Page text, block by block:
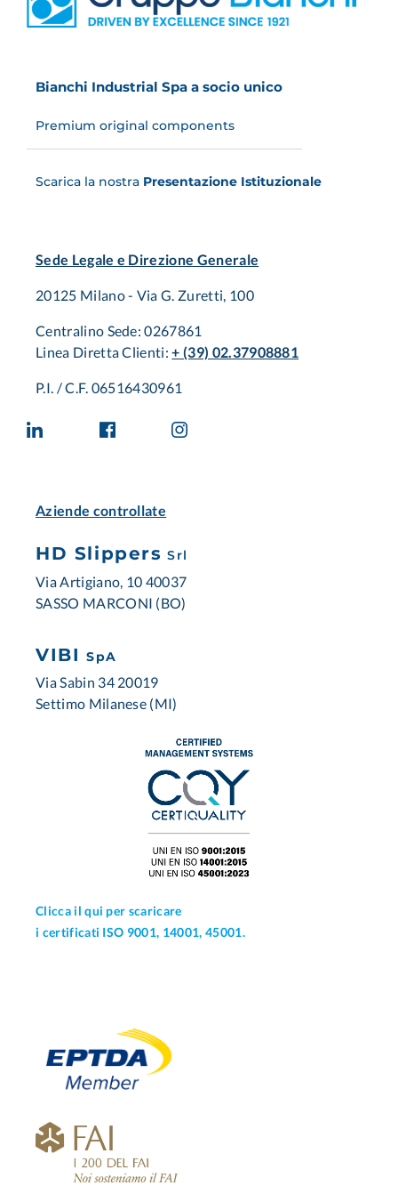
Bianchi Industrial Spa a socio unico
Premium original components
Scarica la nostra Presentazione Istituzionale
Sede Legale e Direzione Generale
20125 Milano - Via G. Zuretti, 100
Centralino Sede: 0267861
Linea Diretta Clienti:+ (39) 02.37908881
P.I. / C.F. 06516430961
Aziende controllate
HD Slippers Srl
Via Artigiano, 10 40037
SASSO MARCONI (BO)
VIBI SpA
Via Sabin 34 20019
Settimo Milanese (MI)
Clicca il qui per scaricare
i certificati ISO 9001, 14001, 45001.